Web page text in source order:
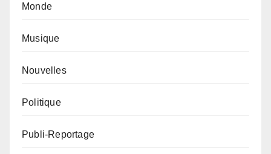
Monde
Musique
Nouvelles
Politique
Publi-Reportage